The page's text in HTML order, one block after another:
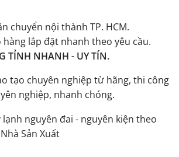
chuyển nội thành TP. HCM.
lắp đặt nhanh theo yêu cầu.
TỈNH NHANH - UY TÍN.
tạo chuyên nghiệp từ hãng, thi công
nghiệp, nhanh chóng.
lạnh nguyên đai - nguyên kiện theo
Sản Xuất